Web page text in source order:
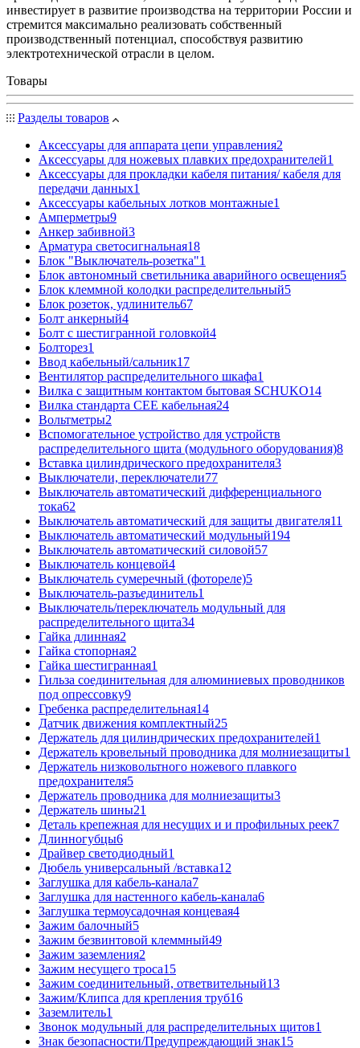
инвестирует в развитие производства на территории России и
стремится максимально реализовать собственный
производственный потенциал, способствуя развитию
электротехнической отрасли в целом.
Товары
Разделы товаров
Аксессуары для аппарата цепи управления2
Аксессуары для ножевых плавких предохранителей1
Аксессуары для прокладки кабеля питания/ кабеля для
передачи данных1
Аксессуары кабельных лотков монтажные1
Амперметры9
Анкер забивной3
Арматура светосигнальная18
Блок "Выключатель-розетка"1
Блок автономный светильника аварийного освещения5
Блок клеммной колодки распределительный5
Блок розеток, удлинитель67
Болт анкерный4
Болт с шестигранной головкой4
Болторез1
Ввод кабельный/сальник17
Вентилятор распределительного шкафа1
Вилка с защитным контактом бытовая SCHUKO14
Вилка стандарта CEE кабельная24
Вольтметры2
Вспомогательное устройство для устройств
распределительного щита (модульного оборудования)8
Вставка цилиндрического предохранителя3
Выключатели, переключатели77
Выключатель автоматический дифференциального
тока62
Выключатель автоматический для защиты двигателя11
Выключатель автоматический модульный194
Выключатель автоматический силовой57
Выключатель концевой4
Выключатель сумеречный (фотореле)5
Выключатель-разъединитель1
Выключатель/переключатель модульный для
распределительного щита34
Гайка длинная2
Гайка стопорная2
Гайка шестигранная1
Гильза соединительная для алюминиевых проводников
под опрессовку9
Гребенка распределительная14
Датчик движения комплектный25
Держатель для цилиндрических предохранителей1
Держатель кровельный проводника для молниезащиты1
Держатель низковольтного ножевого плавкого
предохранителя5
Держатель проводника для молниезащиты3
Держатель шины21
Деталь крепежная для несущих и и профильных реек7
Длинногубцы6
Драйвер светодиодный1
Дюбель универсальный /вставка12
Заглушка для кабель-канала7
Заглушка для настенного кабель-канала6
Заглушка термоусадочная концевая4
Зажим балочный5
Зажим безвинтовой клеммный49
Зажим заземления2
Зажим несущего троса15
Зажим соединительный, ответвительный13
Зажим/Клипса для крепления труб16
Заземлитель1
Звонок модульный для распределительных щитов1
Знак безопасности/Предупреждающий знак15